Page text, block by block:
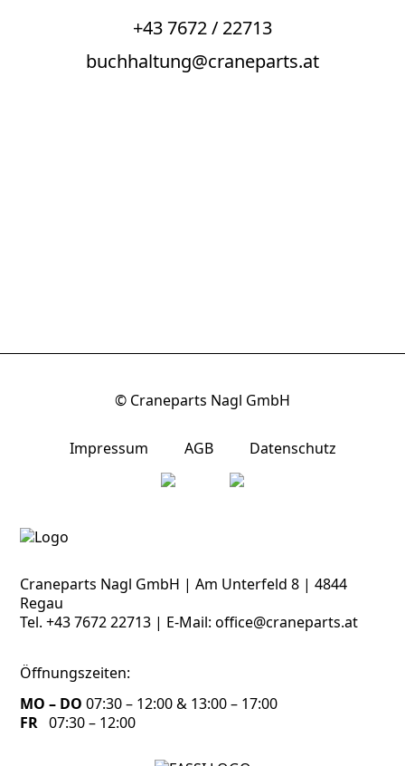
+43 7672 / 22713
buchhaltung@craneparts.at
© Craneparts Nagl GmbH
Impressum AGB Datenschutz
Craneparts Nagl GmbH | Am Unterfeld 8 | 4844
Regau
Tel.+43 7672 22713 | E-Mail:office@craneparts.at
Öffnungszeiten:
MO – DO 07:30 – 12:00 & 13:00 – 17:00
FR 07:30 – 12:00